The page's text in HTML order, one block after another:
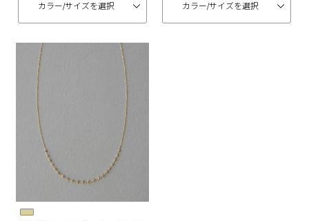
カラー/サイズを選択 カラー/サイズを選択